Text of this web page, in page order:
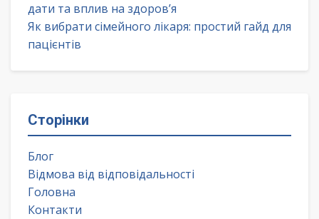
дати та вплив на здоров’я
Як вибрати сімейного лікаря: простий гайд для
пацієнтів
Сторінки
Блог
Відмова від відповідальності
Головна
Контакти